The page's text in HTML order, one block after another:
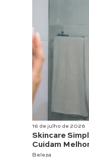
16 de julho de 2026
Skincare
Cuidam
Beleza